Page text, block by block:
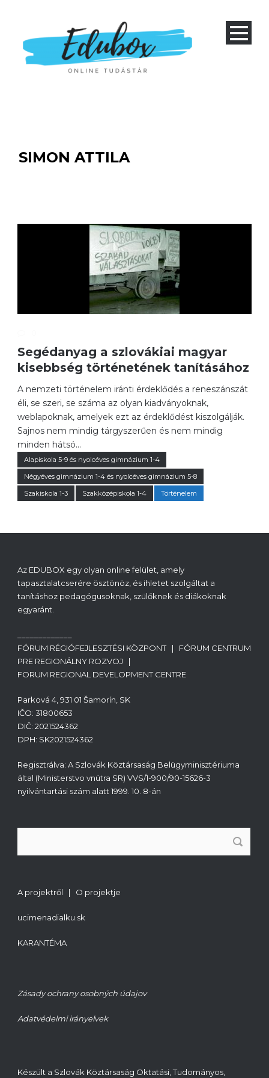
SIMON ATTILA
Segédanyag a szlovákiai magyar
kisebbség történetének tanításához
A nemzeti történelem iránti érdeklődés a reneszánszát
éli, se szeri, se száma az olyan kiadványoknak,
weblapoknak, amelyek ezt az érdeklődést kiszolgálják.
Sajnos nem mindig tárgyszerűen és nem mindig
minden hátsó...
Alapiskola 5-9 és nyolcéves gimnázium 1-4
Négyéves gimnázium 1-4 és nyolcéves gimnázium 5-8
Szakiskola 1-3
Szakközépiskola 1-4 Történelem
Az EDUBOX egy olyan online felület, amely
tapasztalatcserére ösztönöz, és ihletet szolgáltat a
tanításhoz pedagógusoknak, szülőknek és diákoknak
egyaránt.
FÓRUM RÉGIÓFEJLESZTÉSI KÖZPONT | FÓRUM CENTRUM
PRE REGIONÁLNY ROZVOJ |
FORUM REGIONAL DEVELOPMENT CENTRE
Parková 4, 931 01 Šamorín, SK
IČO: 31800653
DIČ: 2021524362
DPH: SK2021524362
Regisztrálva: A Szlovák Köztársaság Belügyminisztériuma
által (Ministerstvo vnútra SR) VVS/1-900/90-15626-3
nyilvántartási szám alatt 1999. 10. 8-án
A projektről | O projektje
ucimenadialku.sk
KARANTÉMA
Zásady ochrany osobných údajov
Adatvédelmi irányelvek
Készült a Szlovák Köztársaság Oktatási, Tudományos,